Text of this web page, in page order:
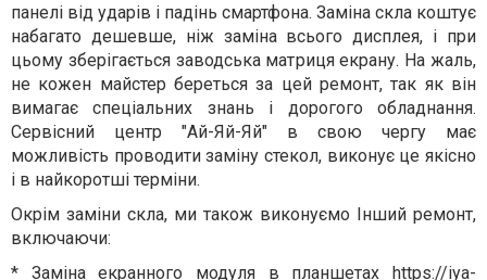
панелі від ударів і падінь смартфона. Заміна скла коштує
набагато дешевше, ніж заміна всього дисплея, і при
цьому зберігається заводська матриця екрану. На жаль,
не кожен майстер береться за цей ремонт, так як він
вимагає спеціальних знань і дорогого обладнання.
Сервісний центр "Ай-Яй-Яй" в свою чергу має
можливість проводити заміну стекол, виконує це якісно
і в найкоротші терміни.
Окрім заміни скла, ми також виконуємо Інший ремонт,
включаючи:
* Заміна екранного модуля в планшетах https://iya-